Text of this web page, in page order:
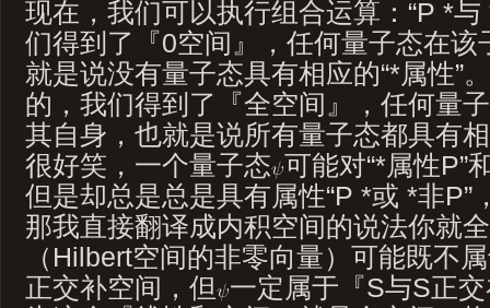
现在，我们可以执行组合运算：“P *
们得到了『0空间』，任何量子态在
就是说没有量子态具有相应的“*属性”
的，我们得到了『全空间』，任何量
其自身，也就是说所有量子态都具有
很好笑，一个量子态 可能对“*属性P”
但是却总是总是具有属性“P *或 *非P”
那我直接翻译成内积空间的说法你就
（Hilbert空间的非零向量）可能既不
正交补空间，但 一定属于『S与S正